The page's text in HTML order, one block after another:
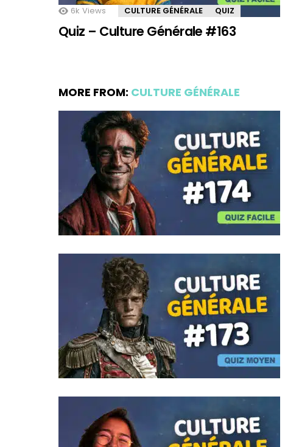
6k Views CULTURE GÉNÉRALE QUIZ
Quiz – Culture Générale #163
MORE FROM: CULTURE GÉNÉRALE